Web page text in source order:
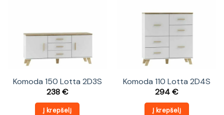
Komoda 150 Lotta 2D3S
238€
Į krepšelį
Komoda 110 Lotta 2D4S
294€
Į krepšelį